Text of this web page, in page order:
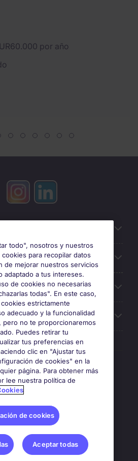
por año
todo", nosotros y nuestros
para recopilar datos
de mejorar nuestros servicios
adaptado a tus intereses.
de cookies no necesarias
todas". En este caso,
estrictamente
adecuado y la funcionalidad
no te proporcionaremos
Puedes retirar tu
tus preferencias en
clic en "Ajustar tus
de cookies" en la
página. Para obtener más
lee nuestra política de
de cookies
Aceptar todas